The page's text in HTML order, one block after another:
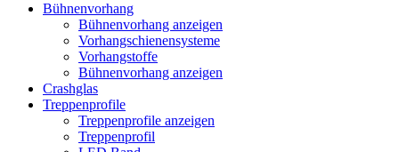
Bühnenvorhang
Bühnenvorhang anzeigen
Vorhangschienensysteme
Vorhangstoffe
Bühnenvorhang anzeigen
Crashglas
Treppenprofile
Treppenprofile anzeigen
Treppenprofil